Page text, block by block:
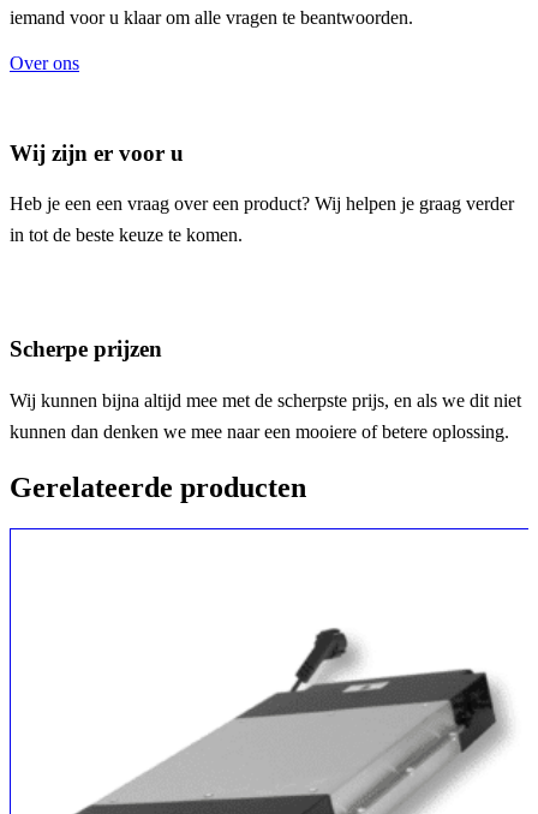
iemand voor u klaar om alle vragen te beantwoorden.
Over ons
Wij zijn er voor u
Heb je een een vraag over een product? Wij helpen je graag verder
in tot de beste keuze te komen.
Scherpe prijzen
Wij kunnen bijna altijd mee met de scherpste prijs, en als we dit niet
kunnen dan denken we mee naar een mooiere of betere oplossing.
Gerelateerde producten